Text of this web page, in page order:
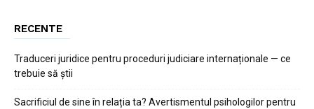
RECENTE
Traduceri juridice pentru proceduri judiciare internaționale — ce
trebuie să știi
Sacrificiul de sine în relația ta? Avertismentul psihologilor pentru